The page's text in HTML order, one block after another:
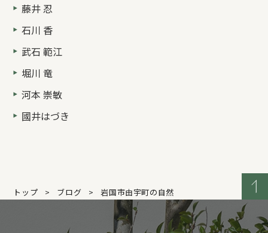
藤井 忍
石川 香
武石 範江
堀川 竜
河本 崇敏
國井はづき
トップ ブログ 岩国市由宇町の自然